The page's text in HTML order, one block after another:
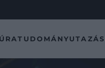
TUDOMÁNYUTAZÁS